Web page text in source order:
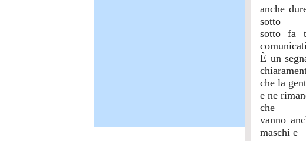
anche
sotto
sotto fa
È un
che la
e ne
che
vanno
maschi e